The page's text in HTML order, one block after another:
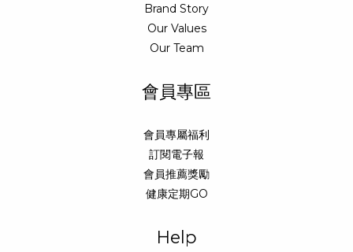
Brand Story
Our Values
Our Team
會員專區
會員專屬福利
訂閱電子報
會員推薦獎勵
健康定期GO
Help